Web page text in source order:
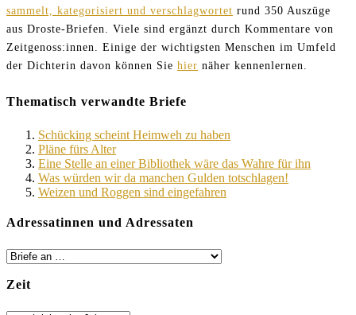
sammelt, kategorisiert und verschlagwortet rund 350 Auszüge
aus Droste-Briefen. Viele sind ergänzt durch Kommentare von
Zeitgenoss:innen. Einige der wichtigsten Menschen im Umfeld
der Dichterin davon können Sie hier näher kennenlernen.
Thematisch verwandte Briefe
Schücking scheint Heimweh zu haben
Pläne fürs Alter
Eine Stelle an einer Bibliothek wäre das Wahre für ihn
Was würden wir da manchen Gulden totschlagen!
Weizen und Roggen sind eingefahren
Adressatinnen und Adressaten
Zeit